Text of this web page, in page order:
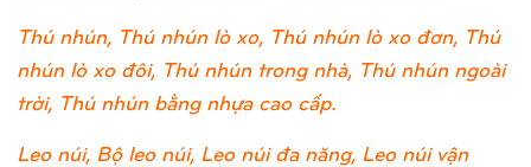
Thú nhún, Thú nhún lò xo, Thú nhún lò xo đơn, Thú
nhún lò xo đôi, Thú nhún trong nhà, Thú nhún ngoài
trời, Thú nhún bằng nhựa cao cấp.
Leo núi, Bộ leo núi, Leo núi đa năng, Leo núi vận